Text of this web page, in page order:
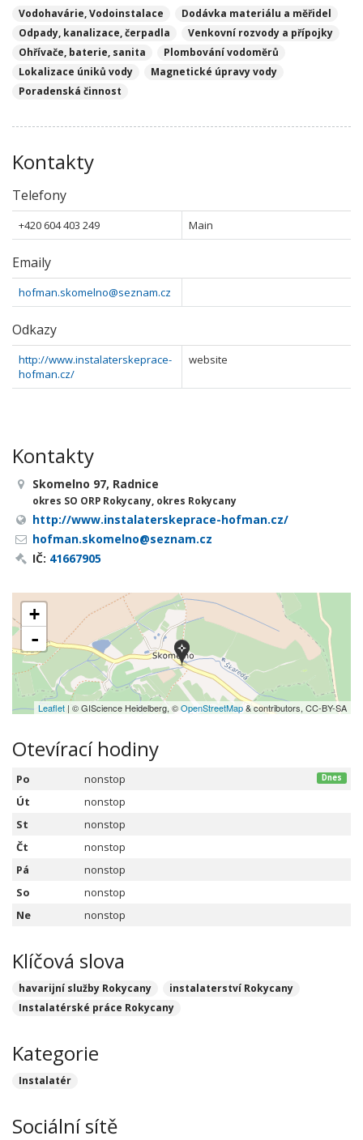
Vodohavárie, Vodoinstalace
Dodávka materiálu a měřidel
Odpady, kanalizace, čerpadla
Venkovní rozvody a přípojky
Ohřívače, baterie, sanita
Plombování vodoměrů
Lokalizace úniků vody
Magnetické úpravy vody
Poradenská činnost
Kontakty
Telefony
+420 604 403 249 Main
Emaily
hofman.skomelno@seznam.cz
Odkazy
http://www.instalaterskeprace-
hofman.cz/
website
Kontakty
Skomelno 97, Radnice
okres SO ORP Rokycany, okres Rokycany
http://www.instalaterskeprace-hofman.cz/
hofman.skomelno@seznam.cz
IČ: 41667905
+
-
Leaflet | © GIScience Heidelberg, ©OpenStreetMap& contributors, CC-BY-SA
Otevírací hodiny
Po nonstop Dnes
Út
nonstop
St
nonstop
Čt
nonstop
Pá
nonstop
So
nonstop
Ne
nonstop
Klíčová slova
havarijní služby Rokycany
instalaterství Rokycany
Instalatérské práce Rokycany
Kategorie
Instalatér
Sociální sítě